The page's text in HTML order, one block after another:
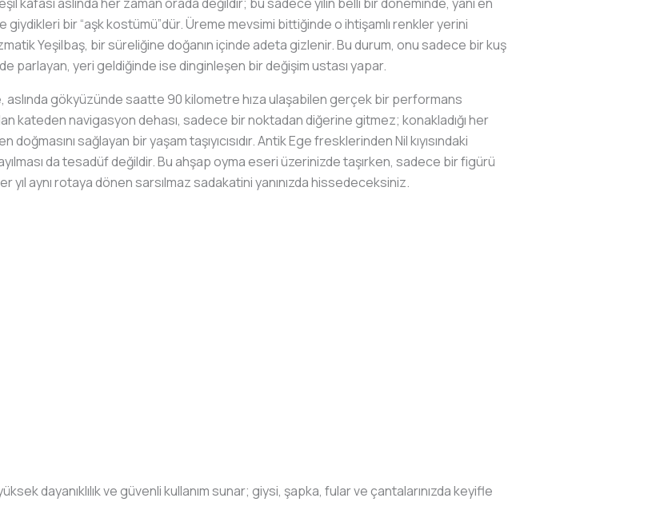
bir “aşk kostümü”dür. Üreme mevsimi bittiğinde o ihtişamlı renkler yerini
Yeşilbaş, bir süreliğine doğanın içinde adeta gizlenir. Bu durum, onu sadece bir kuş
parlayan, yeri geldiğinde ise dinginleşen bir değişim ustası yapar.
gökyüzünde saatte 90 kilometre hıza ulaşabilen gerçek bir performans
kateden navigasyon dehası, sadece bir noktadan diğerine gitmez; konakladığı her
sağlayan bir yaşam taşıyıcısıdır. Antik Ege fresklerinden Nil kıyısındaki
da tesadüf değildir. Bu ahşap oyma eseri üzerinizde taşırken, sadece bir figürü
yıl aynı rotaya dönen sarsılmaz sadakatini yanınızda hissedeceksiniz.
dayanıklılık ve güvenli kullanım sunar; giysi, şapka, fular ve çantalarınızda keyifle